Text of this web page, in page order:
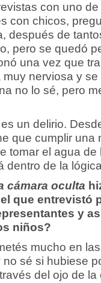
con uno
con chicos,
después de
pero se quedó
una vez que
nerviosa y
no lo sé, pero
un delirio.
que cumplir una
tomar el agua
dentro de la
cámara oculta
que entrevistó
y
niños?
mucho en
sé si hubiese
del ojo de la